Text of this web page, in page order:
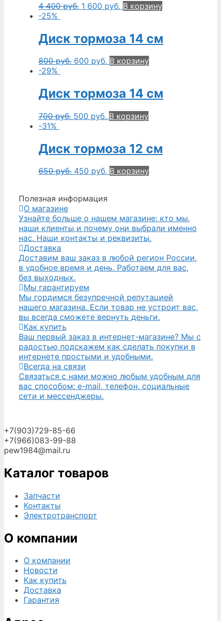
4 400руб. 1 600 руб. В корзину
-25%
Диск тормоза 14 см
800руб. 600 руб. В корзину
-29%
Диск тормоза 14 см
700руб. 500 руб. В корзину
-31%
Диск тормоза 12 см
650руб. 450 руб. В корзину
Полезная информация
О магазине
Узнайте больше о нашем магазине: кто мы,
наши клиенты и почему они выбрали именно
нас. Наши контакты и реквизиты.
Доставка
Доставим ваш заказ в любой регион России,
в удобное время и день. Работаем для вас,
без выходных.
Мы гарантируем
Мы гордимся безупречной репутацией
нашего магазина. Если товар не устроит вас,
вы всегда сможете вернуть деньги.
Как купить
Ваш первый заказ в интернет-магазине? Мы с
радостью подскажем как сделать покупки в
интернете простыми и удобными.
Всегда на связи
Связаться с нами можно любым удобным для
вас способом: e-mail, телефон, социальные
сети и мессенджеры.
+7(903)729-85-66
+7(966)083-99-88
pew1984@mail.ru
Каталог товаров
Запчасти
Контакты
Электротранспорт
О компании
О компании
Новости
Как купить
Доставка
Гарантия